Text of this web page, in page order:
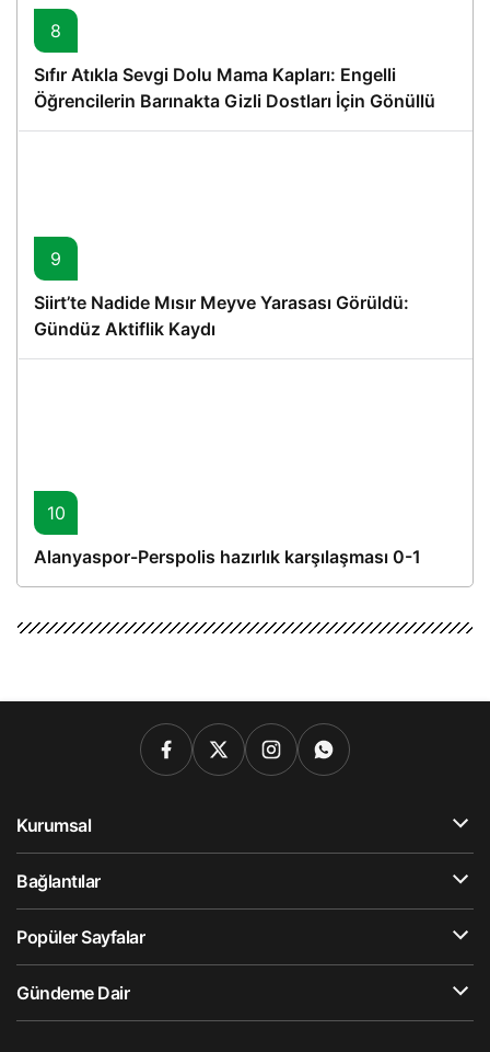
8
Sıfır Atıkla Sevgi Dolu Mama Kapları: Engelli
Öğrencilerin Barınakta Gizli Dostları İçin Gönüllü
Proje
9
Siirt’te Nadide Mısır Meyve Yarasası Görüldü:
Gündüz Aktiflik Kaydı
10
Alanyaspor-Perspolis hazırlık karşılaşması 0-1
Kurumsal
Bağlantılar
Popüler Sayfalar
Gündeme Dair